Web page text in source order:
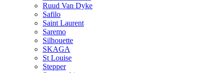
Ruud Van Dyke
Safilo
Saint Laurent
Saremo
Silhouette
SKAGA
St Louise
Stepper